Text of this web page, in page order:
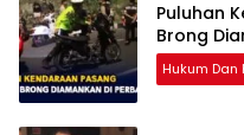
Puluhan
Brong
Hukum Dan